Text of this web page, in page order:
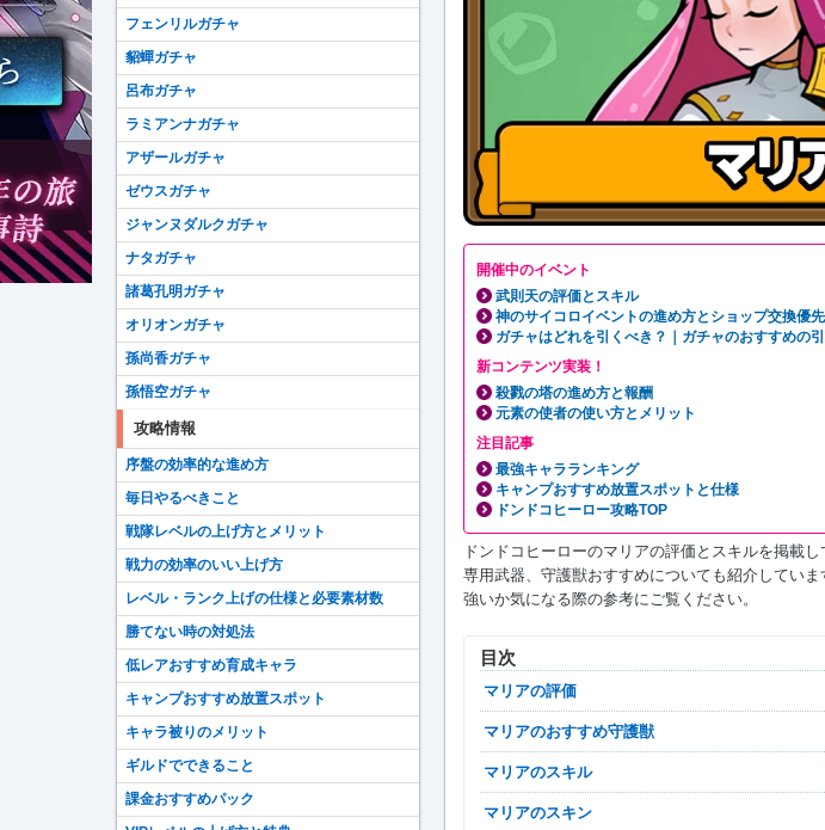
開催中のイベント
武則天の評価とスキル
神のサイコロイベントの進め方とショップ交換優
ガチャはどれを引くべき？｜ガチャのおすすめの
新コンテンツ実装！
殺戮の塔の進め方と報酬
元素の使者の使い方とメリット
注目記事
最強キャラランキング
キャンプおすすめ放置スポットと仕様
ドンドコヒーロー攻略TOP
ドンドコヒーローのマリアの評価とスキルを掲載
専用武器、守護獣おすすめについても紹介してい
強いか気になる際の参考にご覧ください。
目次
マリアの評価
マリアのおすすめ守護獣
マリアのスキル
マリアのスキン
フェンリルガチャ
貂蟬ガチャ
呂布ガチャ
ラミアンナガチャ
アザールガチャ
ゼウスガチャ
ジャンヌダルクガチャ
ナタガチャ
諸葛孔明ガチャ
オリオンガチャ
孫尚香ガチャ
孫悟空ガチャ
攻略情報
序盤の効率的な進め方
毎日やるべきこと
戦隊レベルの上げ方とメリット
戦力の効率のいい上げ方
レベル・ランク上げの仕様と必要素材数
勝てない時の対処法
低レアおすすめ育成キャラ
キャンプおすすめ放置スポット
キャラ被りのメリット
ギルドでできること
課金おすすめパック